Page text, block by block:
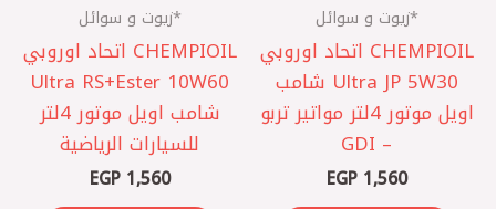
*زيوت و سوائل
CHEMPIOIL اتحاد اوروبي
‎Ultra JP 5W30 شامب
اويل موتور 4لتر مواتير تربو
– GDI
EGP1,560
*زيوت و سوائل
CHEMPIOIL اتحاد اوروبي
‎Ultra RS+Ester 10W60
شامب اويل موتور 4لتر
للسيارات الرياضية
EGP1,560